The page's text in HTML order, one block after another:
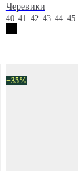
Черевики
40 41 42 43 44 45
−35%